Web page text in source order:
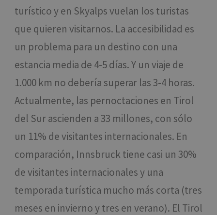
turístico y en Skyalps vuelan los turistas
que quieren visitarnos. La accesibilidad es
un problema para un destino con una
estancia media de 4-5 días. Y un viaje de
1.000 km no debería superar las 3-4 horas.
Actualmente, las pernoctaciones en Tirol
del Sur ascienden a 33 millones, con sólo
un 11% de visitantes internacionales. En
comparación, Innsbruck tiene casi un 30%
de visitantes internacionales y una
temporada turística mucho más corta (tres
meses en invierno y tres en verano). El Tirol